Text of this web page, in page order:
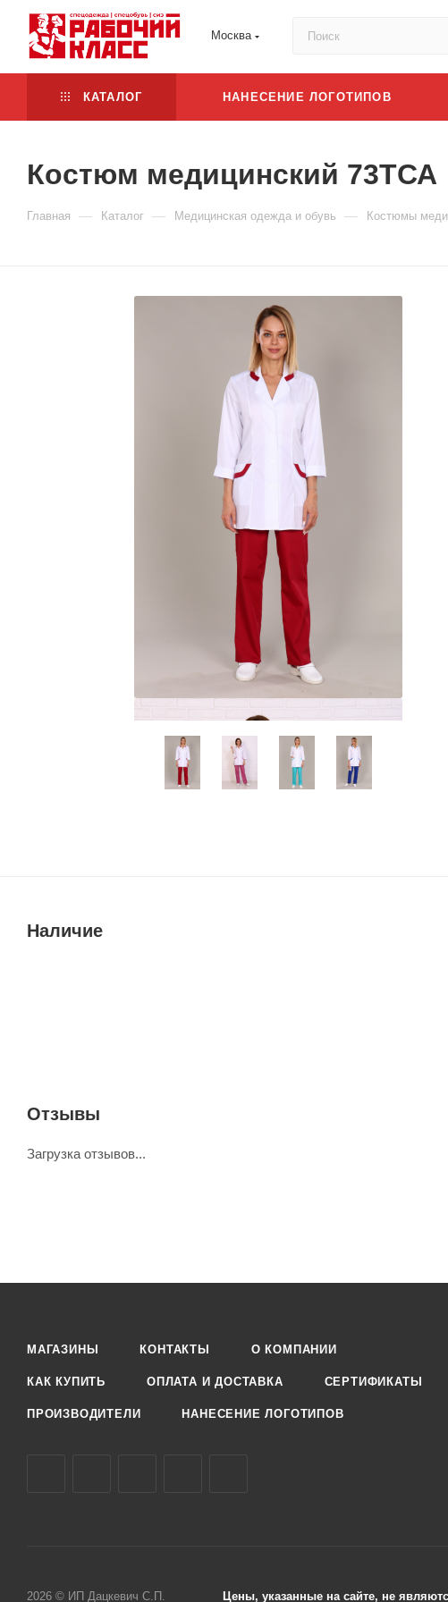
Москва
КАТАЛОГ НАНЕСЕНИЕ ЛОГОТИПОВ
Костюм медицинский 73ТСА
Главная — Каталог — Медицинская одежда и обувь — Костюмы
Наличие
Отзывы
Загрузка отзывов...
МАГАЗИНЫ КОНТАКТЫ О КОМПАНИИ
КАК КУПИТЬ ОПЛАТА И ДОСТАВКА СЕРТИФИКАТЫ
ПРОИЗВОДИТЕЛИ НАНЕСЕНИЕ ЛОГОТИПОВ
2026 © ИП Дацкевич С.П. Цены, указанные на сайте, не